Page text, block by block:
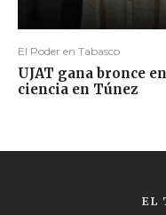
El Poder en Tabasco
UJAT gana bronce
ciencia en Túnez
EL